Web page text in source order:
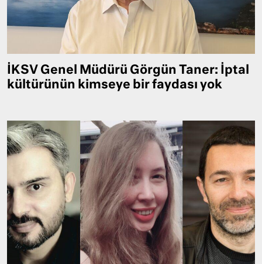
İKSV Genel Müdürü Görgün Taner: İptal
kültürünün kimseye bir faydası yok